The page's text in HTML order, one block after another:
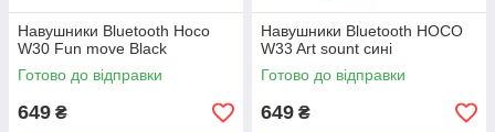
Навушники Bluetooth Hoco
W30 Fun move Black
Готово до відправки
649 ₴
Навушники Bluetooth HOCO
W33 Art sount сині
Готово до відправки
649 ₴